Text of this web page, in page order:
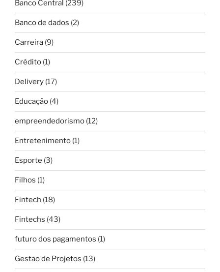
Banco Central (239)
Banco de dados (2)
Carreira (9)
Crédito (1)
Delivery (17)
Educação (4)
empreendedorismo (12)
Entretenimento (1)
Esporte (3)
Filhos (1)
Fintech (18)
Fintechs (43)
futuro dos pagamentos (1)
Gestão de Projetos (13)